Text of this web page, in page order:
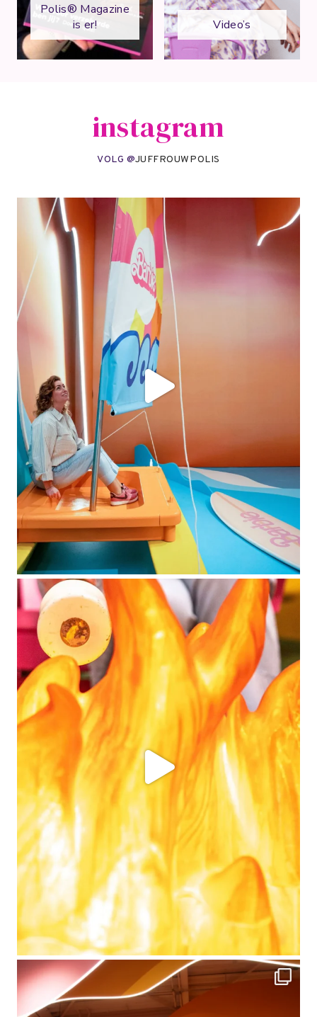
Polis® Magazine
is er!
Video’s
instagram
VOLG @JUFFROUWPOLIS